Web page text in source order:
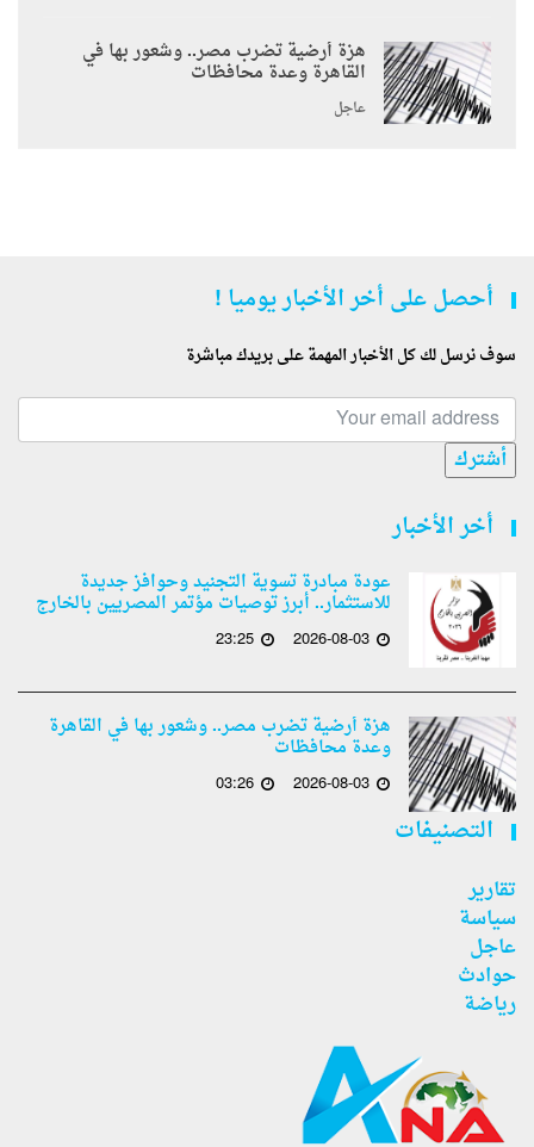
هزة أرضية تضرب مصر.. وشعور بها في
القاهرة وعدة محافظات
عاجل
أحصل على أخر الأخبار يوميا !
سوف نرسل لك كل الأخبار المهمة على بريدك مباشرة
أشترك
أخر الأخبار
عودة مبادرة تسوية التجنيد وحوافز جديدة
للاستثمار.. أبرز توصيات مؤتمر المصريين بالخارج
2026-08-03
23:25
هزة أرضية تضرب مصر.. وشعور بها في القاهرة
وعدة محافظات
2026-08-03
03:26
التصنيفات
تقارير
سياسة
عاجل
حوادث
رياضة